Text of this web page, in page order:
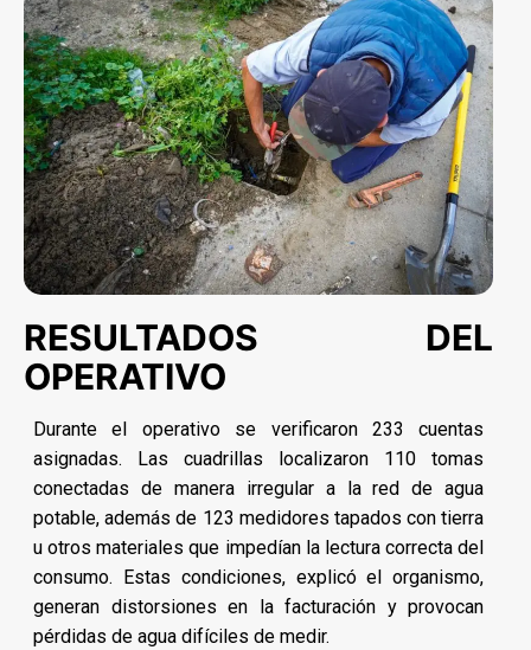
RESULTADOS DEL
OPERATIVO
Durante el operativo se verificaron 233 cuentas
asignadas. Las cuadrillas localizaron 110 tomas
conectadas de manera irregular a la red de agua
potable, además de 123 medidores tapados con tierra
u otros materiales que impedían la lectura correcta del
consumo. Estas condiciones, explicó el organismo,
generan distorsiones en la facturación y provocan
pérdidas de agua difíciles de medir.